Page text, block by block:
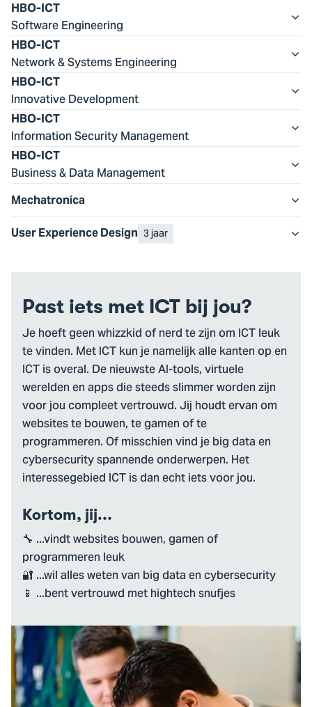
HBO-ICT
Software Engineering
HBO-ICT
Network & Systems Engineering
HBO-ICT
Innovative Development
HBO-ICT
Information Security Management
HBO-ICT
Business & Data Management
Mechatronica
User Experience Design 3 jaar
Past iets met ICT bij jou?
Je hoeft geen whizzkid of nerd te zijn om ICT leuk
te vinden. Met ICT kun je namelijk alle kanten op en
ICT is overal. De nieuwste AI-tools, virtuele
werelden en apps die steeds slimmer worden zijn
voor jou compleet vertrouwd. Jij houdt ervan om
websites te bouwen, te gamen of te
programmeren. Of misschien vind je big data en
cybersecurity spannende onderwerpen. Het
interessegebied ICT is dan echt iets voor jou.
Kortom, jij...
🔧 ...vindt websites bouwen, gamen of
programmeren leuk
🔐 ...wil alles weten van big data en cybersecurity
📱 ...bent vertrouwd met hightech snufjes